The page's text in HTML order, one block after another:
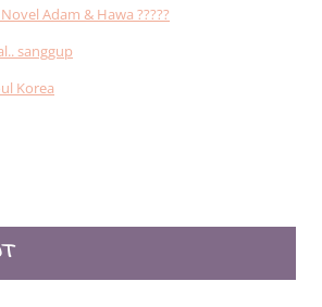
Adam & Hawa ?????
sanggup
Korea